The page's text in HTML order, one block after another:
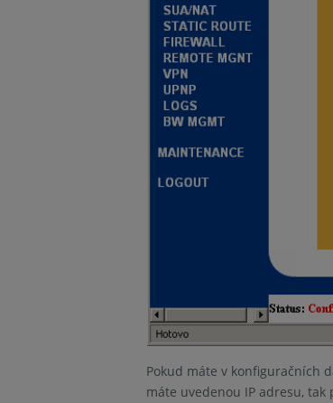
Pokud máte v konfiguračních
máte uvedenou IP adresu,